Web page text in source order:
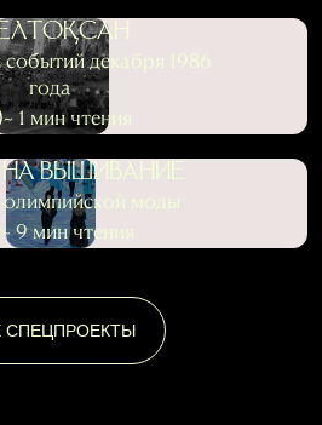
декабря 1986
года
~ 1 мин чтения
ВЫШИВАНИЕ
олимпийской моды
~ 9 мин чтения
СПЕЦПРОЕКТЫ